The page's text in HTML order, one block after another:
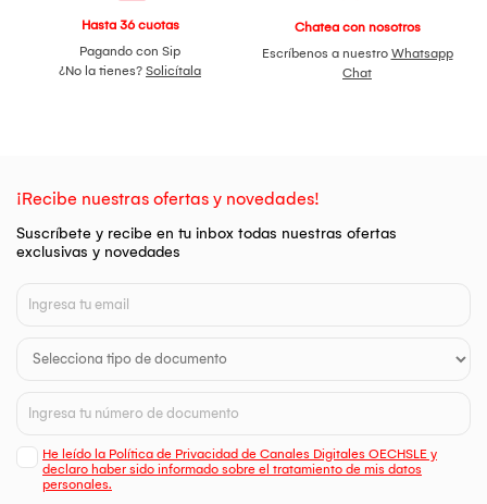
Hasta 36 cuotas
Pagando con Sip
¿No la tienes? Solicítala
Chatea con nosotros
Escríbenos a nuestro Whatsapp
Chat
¡Recibe nuestras ofertas y novedades!
Suscríbete y recibe en tu inbox todas nuestras ofertas
exclusivas y novedades
He leído la Política de Privacidad de Canales Digitales OECHSLE y
declaro haber sido informado sobre el tratamiento de mis datos
personales.